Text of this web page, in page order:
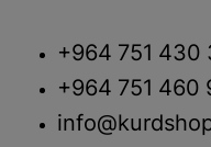
+964 751 430
+964 751 460